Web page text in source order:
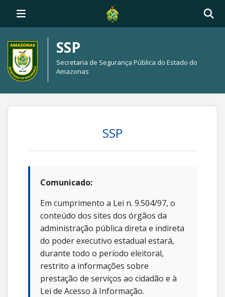
SSP
Secretaria de Segurança Pública do Estado do
Amazonas
SSP
Comunicado:
Em cumprimento a Lei n. 9.504/97, o
conteúdo dos sites dos órgãos da
administração pública direta e indireta
do poder executivo estadual estará,
durante todo o período eleitoral,
restrito a informações sobre
prestação de serviços ao cidadão e à
Lei de Acesso à Informação.